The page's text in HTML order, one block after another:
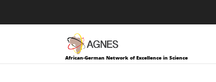
African-German Network of Excellence in Science